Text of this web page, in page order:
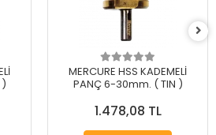
MERCURE HSS KADEMELİ
PANÇ 6-30mm. ( TIN )
1.478,08 TL